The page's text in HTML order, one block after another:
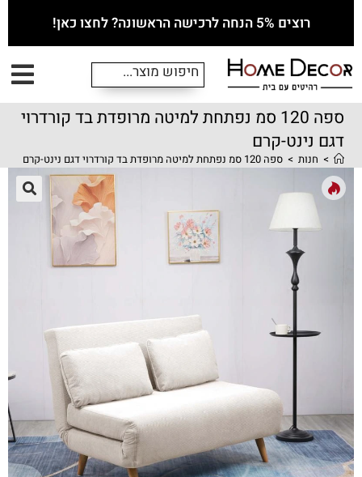
רוצים 5% הנחה לרכישה הראשונה? לחצו כאן!
ספה 120 סמ נפתחת למיטה מרופדת בד קורדרוי
דגם נינט-קרם
> חנות > ספה 120 סמ נפתחת למיטה מרופדת בד קורדרוי דגם נינט-קרם